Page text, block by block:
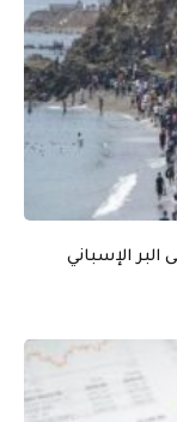
الإسباني